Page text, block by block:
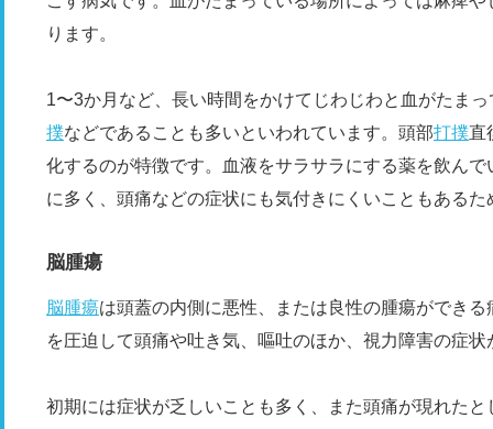
ります。
1〜3か月など、長い時間をかけてじわじわと血がたま
撲などであることも多いといわれています。頭部打撲直
化するのが特徴です。血液をサラサラにする薬を飲ん
に多く、頭痛などの症状にも気付きにくいこともある
脳腫瘍
脳腫瘍は頭蓋の内側に悪性、または良性の腫瘍ができ
を圧迫して頭痛や吐き気、嘔吐のほか、視力障害の症
初期には症状が乏しいことも多く、また頭痛が現れた